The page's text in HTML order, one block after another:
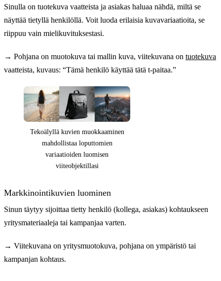
Sinulla on tuotekuva vaatteista ja asiakas haluaa nähdä, miltä se
näyttää tietyllä henkilöllä. Voit luoda erilaisia kuvavariaatioita, se
riippuu vain mielikuvituksestasi.
→ Pohjana on muotokuva tai mallin kuva, viitekuvana on tuotekuva
vaatteista, kuvaus: “Tämä henkilö käyttää tätä t-paitaa.”
Tekoälyllä kuvien muokkaaminen
mahdollistaa loputtomien
variaatioiden luomisen
viiteobjektillasi
Markkinointikuvien luominen
Sinun täytyy sijoittaa tietty henkilö (kollega, asiakas) kohtaukseen
yritysmateriaaleja tai kampanjaa varten.
→ Viitekuvana on yritysmuotokuva, pohjana on ympäristö tai
kampanjan kohtaus.